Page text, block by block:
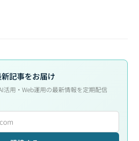
記事をお届け
活用・Web運用の最新情報を定期配信